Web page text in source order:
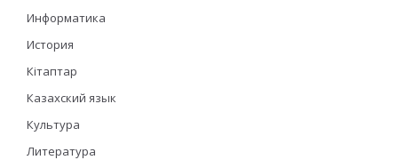
Информатика
История
Кітаптар
Казахский язык
Культура
Литература